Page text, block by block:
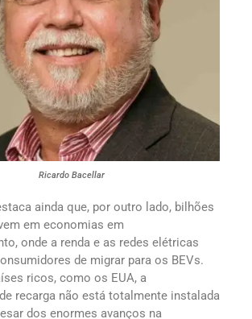
Ricardo Bacellar
ainda que, por outro lado, bilhões
em economias em
onde a renda e as redes elétricas
de migrar para os BEVs.
ricos, como os EUA, a
recarga não está totalmente instalada
dos enormes avanços na